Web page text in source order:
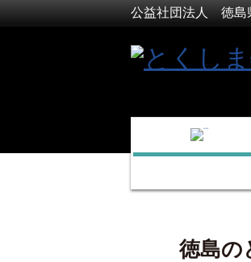
公益社団法人 徳島
徳島の